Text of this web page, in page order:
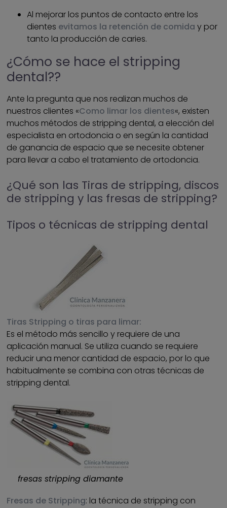
Al mejorar los puntos de contacto entre los
dientes evitamos la retención de comida y por
tanto la producción de caries.
¿Cómo se hace el stripping
dental??
Ante la pregunta que nos realizan muchos de
nuestros clientes «Como limar los dientes«, existen
muchos métodos de stripping dental, a elección del
especialista en ortodoncia o en según la cantidad
de ganancia de espacio que se necesite obtener
para llevar a cabo el tratamiento de ortodoncia.
¿Qué son las Tiras de stripping, discos
de stripping y las fresas de stripping?
Tipos o técnicas de stripping dental
Tiras Stripping o tiras para limar:
Es el método más sencillo y requiere de una
aplicación manual. Se utiliza cuando se requiere
reducir una menor cantidad de espacio, por lo que
habitualmente se combina con otras técnicas de
stripping dental.
fresas stripping diamante
Fresas de Stripping: la técnica de stripping con